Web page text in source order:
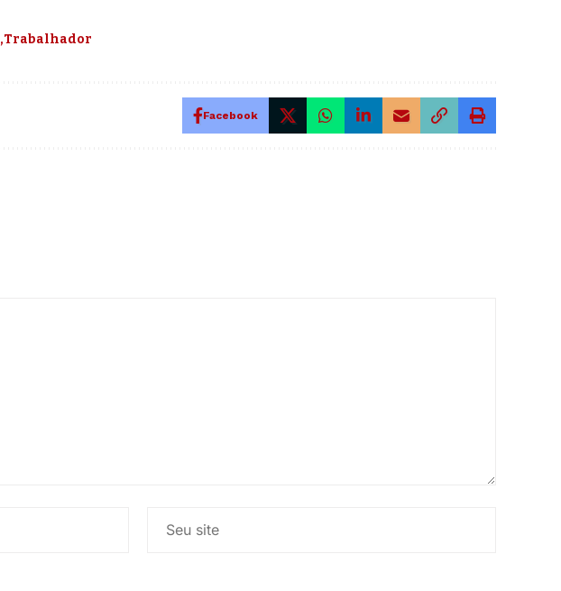
Trabalhador
Facebook